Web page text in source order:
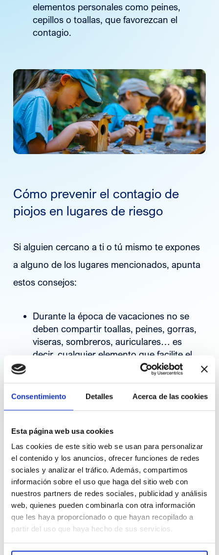
Consentimiento Detalles Acerca de las cookies
Esta página web usa cookies
Las cookies de este sitio web se usan para personalizar
el contenido y los anuncios, ofrecer funciones de redes
sociales y analizar el tráfico. Además, compartimos
información sobre el uso que haga del sitio web con
nuestros partners de redes sociales, publicidad y análisis
web, quienes pueden combinarla con otra información
que les haya proporcionado o que hayan recopilado a
partir del uso que haya hecho de sus servicios.
elementos personales como peines,
cepillos o toallas, que favorezcan el
contagio.
Cómo prevenir el contagio de
piojos en lugares de riesgo
Si alguien cercano a ti o tú mismo te expones
a alguno de los lugares mencionados, apunta
estos consejos:
Durante la época de vacaciones no se
deben compartir toallas, peines, gorras,
viseras, sombreros, auriculares… es
decir, cualquier elemento que facilite el
Para evitarlo, es importante contar con
un neceser personal en el que incluir
necesitar, sin olvidar un gorro de baño
para utilizarlo en la piscina.
En aquellos casos en los que se tenga el
pelo largo, será recomendable llevarlo
siempre recogido, especialmente si se
asiste a campamentos o actividades
grupales en las que haya mucho
contacto físico entre personas.